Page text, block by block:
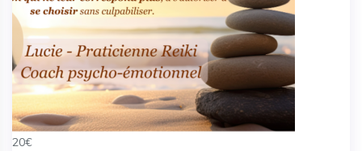
20€